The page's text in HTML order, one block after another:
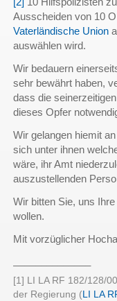
Ausscheiden von 10
Vaterländische Union
auswählen wird.
Wir bedauern
sehr bewährt haben,
dass die
dieses Opfer
Wir gelangen hiemit
sich unter ihnen
wäre, ihr Amt
auszustellenden
Wir bitten Sie, uns
wollen.
Mit vorzüglicher
[1] LI LA RF 182/128/
der Regierung (LI LA